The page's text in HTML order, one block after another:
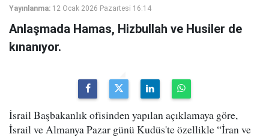
Yayınlanma: 12 Ocak 2026 Pazartesi 16:14
Anlaşmada Hamas, Hizbullah ve Husiler de
kınanıyor.
İsrail Başbakanlık ofisinden yapılan açıklamaya göre,
İsrail ve Almanya Pazar günü Kudüs'te özellikle “İran ve